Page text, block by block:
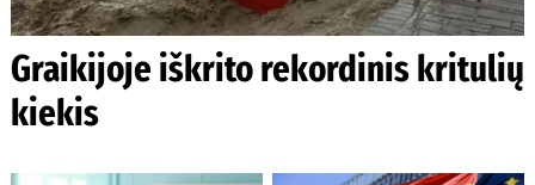
Graikijoje iškrito rekordinis kritulių
kiekis